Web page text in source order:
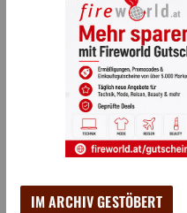
IM ARCHIV GESTÖBERT